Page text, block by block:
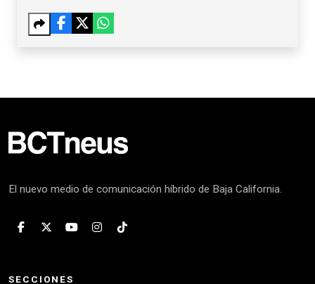
El nuevo medio de comunicación híbrido de Baja California.
SECCIONES